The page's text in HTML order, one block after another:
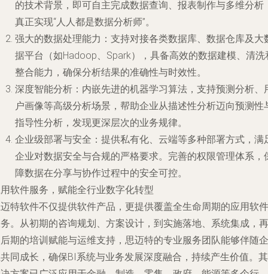
的技术背景，即可自主完成数据查询、报表制作与多维分析
真正实现“人人都是数据分析师”。
强大的数据处理能力 ：支持对接各类数据库、数据仓库及大
据平台（如Hadoop、Spark），具备高效的数据建模、清洗
整合能力，确保分析结果的准确性与时效性。
深度智能分析 ：内嵌先进的机器学习算法，支持预测分析、
户画像等高级分析场景，帮助企业从描述性分析迈向预测性
指导性分析，发现更深层次的业务规律。
企业级部署与安全 ：提供私有化、云端等多种部署方式，满
企业对数据安全与合规的严格要求。完善的权限管理体系，
障数据在分享与协作过程中的安全可控。
软件服务，赋能全行业数字化转型
特软件不仅提供软件产品，更提供覆盖全生命周期的应用软件
。从初期的咨询规划、方案设计，到实施落地、系统集成，再
期的培训赋能与运维支持，思迈特的专业服务团队能够伴随企
同成长，确保BI系统与业务发展深度融合，持续产生价值。其